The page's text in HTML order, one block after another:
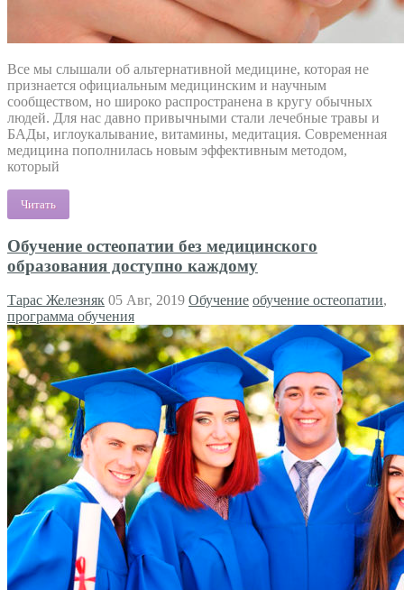
Все мы слышали об альтернативной медицине, которая не
признается официальным медицинским и научным
сообществом, но широко распространена в кругу обычных
людей. Для нас давно привычными стали лечебные травы и
БАДы, иглоукалывание, витамины, медитация. Современная
медицина пополнилась новым эффективным методом,
который
Читать
Обучение остеопатии без медицинского
образования доступно каждому
Тарас Железняк 05 Авг, 2019 Обучение обучение остеопатии,
программа обучения